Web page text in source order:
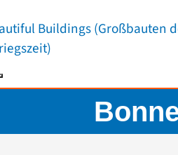
Buildings (Großbauten